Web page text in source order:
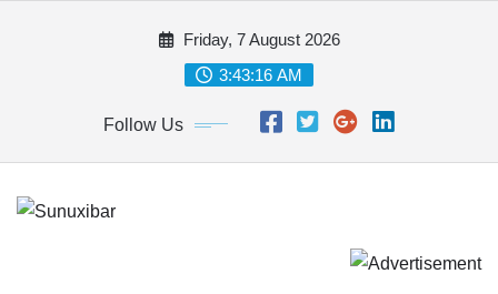
Friday, 7 August 2026
3:43:16 AM
Follow Us